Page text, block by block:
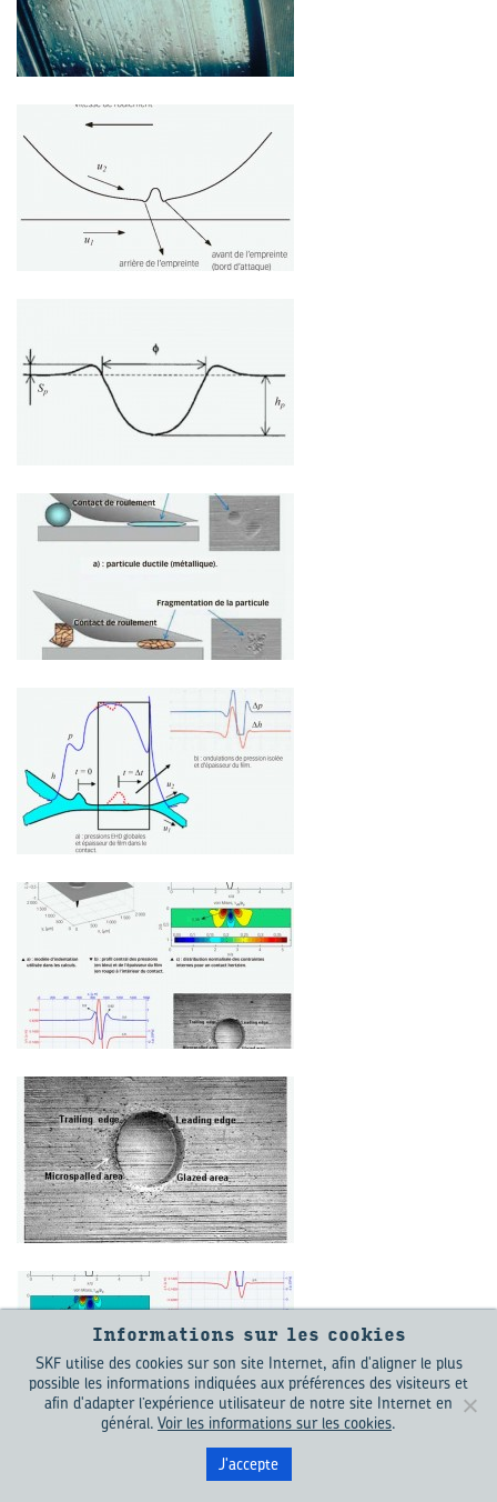
Informations sur les cookies
SKF utilise des cookies sur son site Internet, afin d'aligner le plus
possible les informations indiquées aux préférences des visiteurs et
afin d'adapter l’expérience utilisateur de notre site Internet en
général. Voir les informations sur les cookies.
J'accepte